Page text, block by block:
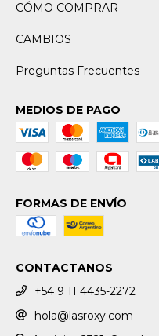
CÓMO COMPRAR
CAMBIOS
Preguntas Frecuentes
MEDIOS DE PAGO
FORMAS DE ENVÍO
CONTACTANOS
+54 9 11 4435-2272
hola@lasroxy.com